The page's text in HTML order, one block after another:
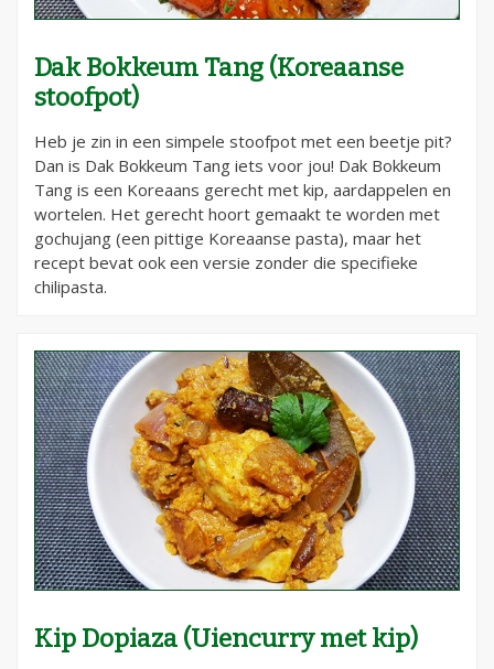
Dak Bokkeum Tang (Koreaanse
stoofpot)
Heb je zin in een simpele stoofpot met een beetje pit?
Dan is Dak Bokkeum Tang iets voor jou! Dak Bokkeum
Tang is een Koreaans gerecht met kip, aardappelen en
wortelen. Het gerecht hoort gemaakt te worden met
gochujang (een pittige Koreaanse pasta), maar het
recept bevat ook een versie zonder die specifieke
chilipasta.
Kip Dopiaza (Uiencurry met kip)